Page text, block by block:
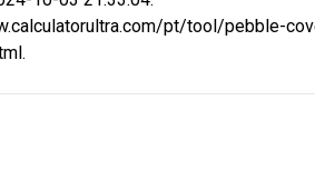
pt/tool/pebble-